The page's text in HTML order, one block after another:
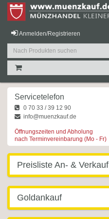
Anmelden/Registrieren
Servicetelefon
0 70 33 / 39 12 90
info@muenzkauf.de
Öffnungszeiten und Abholung
nach Terminvereinbarung (Mo - Fr)
Preisliste An- & Verkauf
Goldankauf